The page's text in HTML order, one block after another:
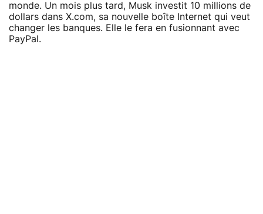
monde. Un mois plus tard, Musk investit 10 millions de
dollars dans X.com, sa nouvelle boîte Internet qui veut
changer les banques. Elle le fera en fusionnant avec
PayPal.